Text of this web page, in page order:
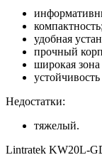
компактность;
удобная
прочный
широкая
Недостатки:
тяжелый.
Lintratek KW20L-